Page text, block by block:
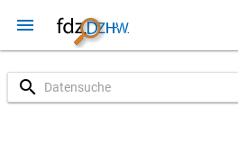
menu
search